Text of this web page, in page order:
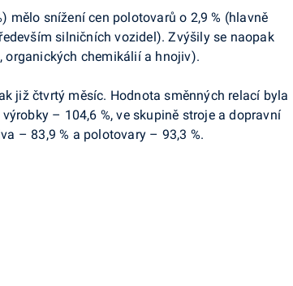
mělo snížení cen polotovarů o 2,9 % (hlavně
silničních vozidel). Zvýšily se naopak
organických chemikálií a hnojiv).
již čtvrtý měsíc. Hodnota směnných relací byla
– 104,6 %, ve skupině stroje a dopravní
– 83,9 % a polotovary – 93,3 %.